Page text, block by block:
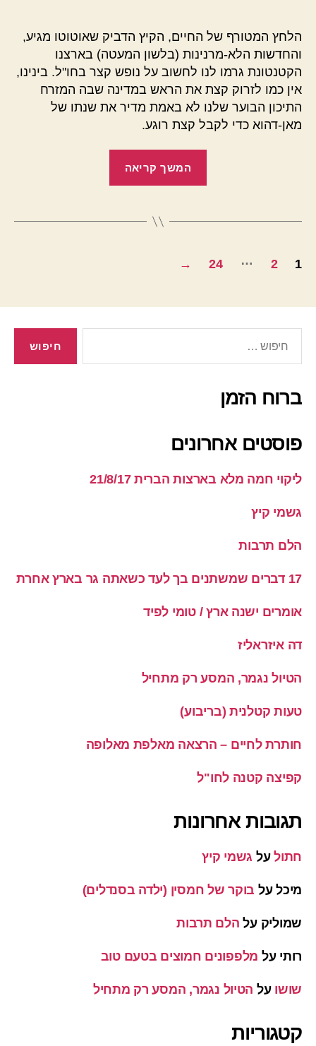
לחו"ל
הלחץ המטורף של החיים, הקיץ הדביק שאוטוטו מגיע,
והחדשות הלא-מרנינות (בלשון המעטה) בארצנו
הקטנטונת גרמו לנו לחשוב על נופש קצר בחו"ל. בינינו,
אין כמו לזרוק קצת את הראש במדינה שבה המזרח
התיכון הבוער שלנו לא באמת מדיר את שנתו של
מאן-דהוא כדי לקבל קצת רוגע.
המשך קריאה
Posts1
2
…
24
→
ברוח הזמן
פוסטים אחרונים
ליקוי חמה מלא בארצות הברית 21/8/17
גשמי קיץ
הלם תרבות
17 דברים שמשתנים בך לעד כשאתה גר בארץ אחרת
אומרים ישנה ארץ / טומי לפיד
דה איזראליז
הטיול נגמר, המסע רק מתחיל
טעות קטלנית (בריבוע)
חותרת לחיים – הרצאה מאלפת מאלופה
קפיצה קטנה לחו"ל
תגובות אחרונות
חתולעל גשמי קיץ
מיכלעל בוקר של חמסין (ילדה בסנדלים)
שמוליק על הלם תרבות
רותי על מלפפונים חמוצים בטעם טוב
שושו על הטיול נגמר, המסע רק מתחיל
קטגוריות